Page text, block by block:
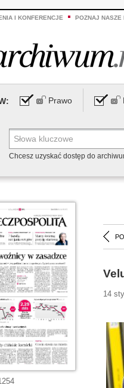
I KONFERENCJE POZNAJ NASZE
Prawo
Chcesz uzyskać dostęp do
14